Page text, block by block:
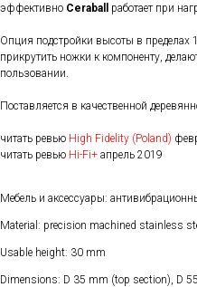
эффективно Ceraball работает при
Опция подстройки высоты в
прикрутить ножки к компоненту,
пользовании.
Поставляется в качественной
читать ревью High Fidelity (Poland)
читать ревью Hi-Fi+ апрель 2019
Мебель и аксессуары:
Material: precision machined stainless
Usable height: 30 mm
Dimensions: D 35 mm (top section), D